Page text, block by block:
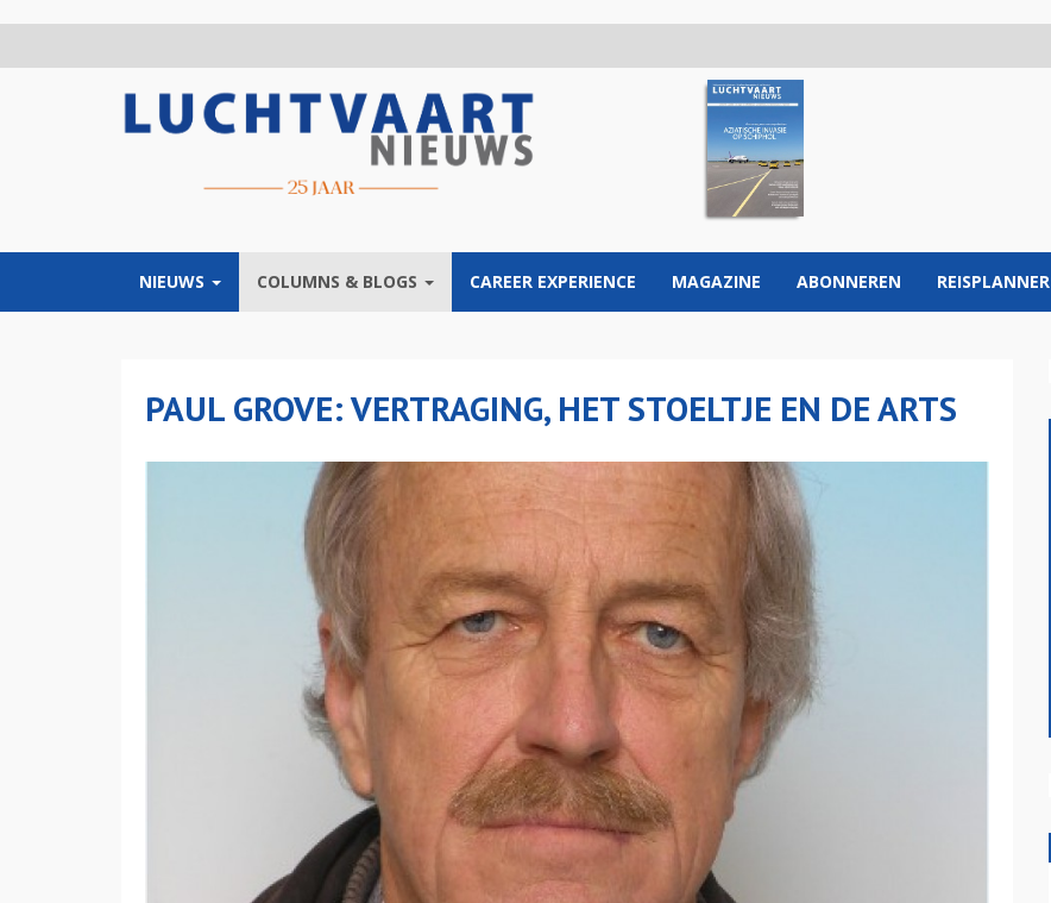
NIEUWS COLUMNS & BLOGS CAREER EXPERIENCE MAGAZINE ABONNEREN REISPLANNER
PAUL GROVE: VERTRAGING, HET STOELTJE EN DE ARTS